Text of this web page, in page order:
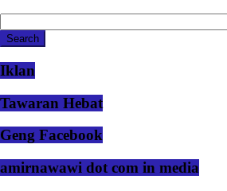
Iklan
Tawaran Hebat
Geng Facebook
amirnawawi dot com in media